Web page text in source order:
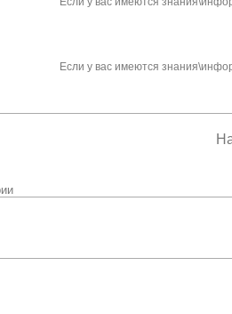
Если у вас имеются